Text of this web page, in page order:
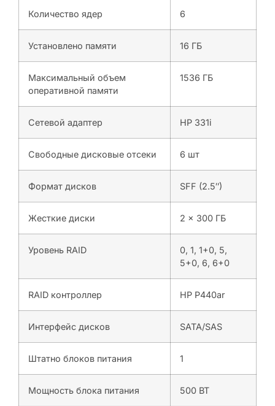
Количество ядер 6
Установлено памяти 16 ГБ
Максимальный объем
оперативной памяти
1536 ГБ
Сетевой адаптер НР 331i
Свободные дисковые отсеки 6 шт
Формат дисков SFF (2.5″)
Жесткие диски 2 x 300 ГБ
Уровень RAID
0, 1, 1+0, 5,
5+0, 6, 6+0
RAID контроллер HP P440ar
Интерфейс дисков SATA/SAS
Штатно блоков питания 1
Мощность блока питания 500 ВТ